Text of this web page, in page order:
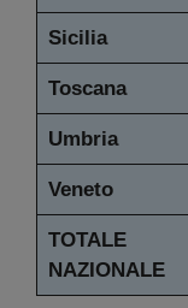
Sicilia
Toscana
Umbria
Veneto
TOTALE
NAZIONALE